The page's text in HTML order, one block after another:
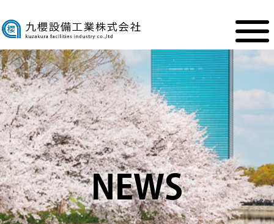
NEWS